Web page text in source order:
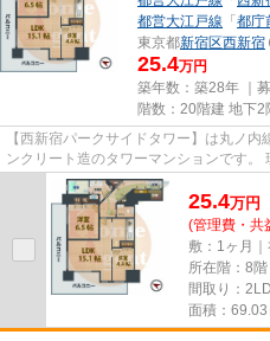
都営大江戸線 「 都庁
東京都新宿区西新宿
25.4万円
築年数：築28年 ｜募
階数：20階建 地下2
【西新宿パークサイドタワー】は丸ノ
ンクリート造のタワーマンションです。 現在の空室確認は電話またはメールにて
お問い合わせください。 退...
25.4万円
(管理費・共
敷：1ヶ月｜
所在階：8階
間取り：
面積：69.03